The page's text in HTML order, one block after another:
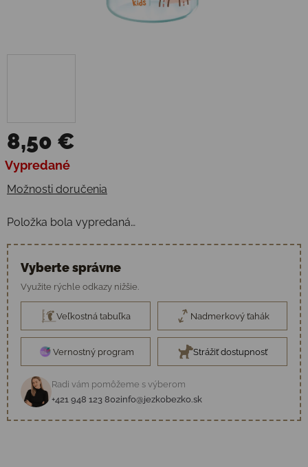
8,50 €
Jednotková cena:
Vypredané
Možnosti doručenia
Položka bola vypredaná…
Vyberte správne
Využite rýchle odkazy nižšie.
Veľkostná tabuľka Nadmerkový ťahák
Vernostný program Strážiť dostupnosť
Radi vám pomôžeme s výberom
+421 948 123 802info@jezkobezko.sk